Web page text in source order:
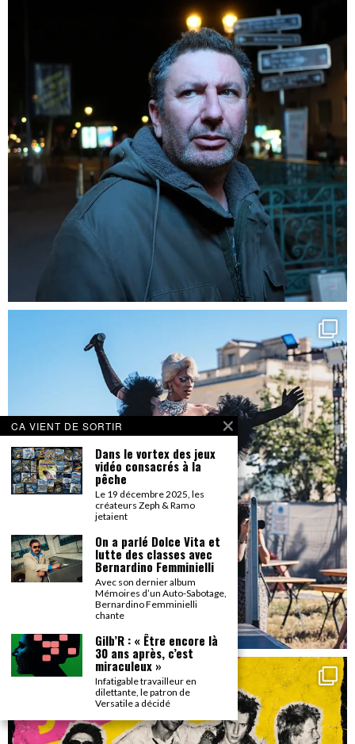
CA VIENT DE SORTIR
Dans le vortex des jeux
vidéo consacrés à la
pêche
Le 19 décembre 2025, les
créateurs Zeph & Ramo
jetaient
On a parlé Dolce Vita et
lutte des classes avec
Bernardino Femminielli
Avec son dernier album
Mémoires d’un Auto-Sabotage,
Bernardino Femminielli
chante
Gilb’R : « Être encore là
30 ans après, c’est
miraculeux »
Infatigable travailleur en
dilettante, le patron de
Versatile a décidé